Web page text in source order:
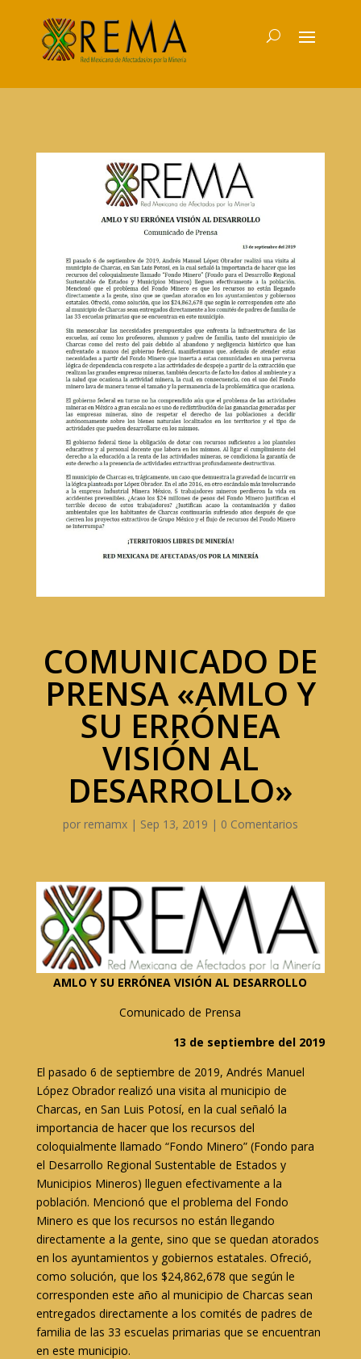
COMUNICADO DE
PRENSA «AMLO Y
SU ERRÓNEA
VISIÓN AL
DESARROLLO»
por remamx| Sep 13, 2019 | 0 Comentarios
AMLO Y SU ERRÓNEA VISIÓN AL DESARROLLO
Comunicado de Prensa
13 de septiembre del 2019
El pasado 6 de septiembre de 2019, Andrés Manuel
López Obrador realizó una visita al municipio de
Charcas, en San Luis Potosí, en la cual señaló la
importancia de hacer que los recursos del
coloquialmente llamado “Fondo Minero” (Fondo para
el Desarrollo Regional Sustentable de Estados y
Municipios Mineros) lleguen efectivamente a la
población. Mencionó que el problema del Fondo
Minero es que los recursos no están llegando
directamente a la gente, sino que se quedan atorados
en los ayuntamientos y gobiernos estatales. Ofreció,
como solución, que los $24,862,678 que según le
corresponden este año al municipio de Charcas sean
entregados directamente a los comités de padres de
familia de las 33 escuelas primarias que se encuentran
en este municipio.